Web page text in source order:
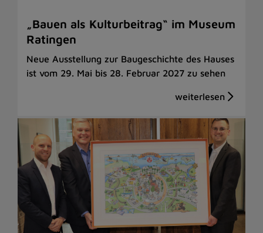
„Bauen als Kulturbeitrag“ im Museum
Ratingen
Neue Ausstellung zur Baugeschichte des Hauses
ist vom 29. Mai bis 28. Februar 2027 zu sehen